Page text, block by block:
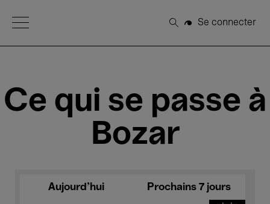
Open Menu
Rechercher
Se connecter
Ce qui se passe à
Bozar
Aujourd'hui Prochains 7 jours